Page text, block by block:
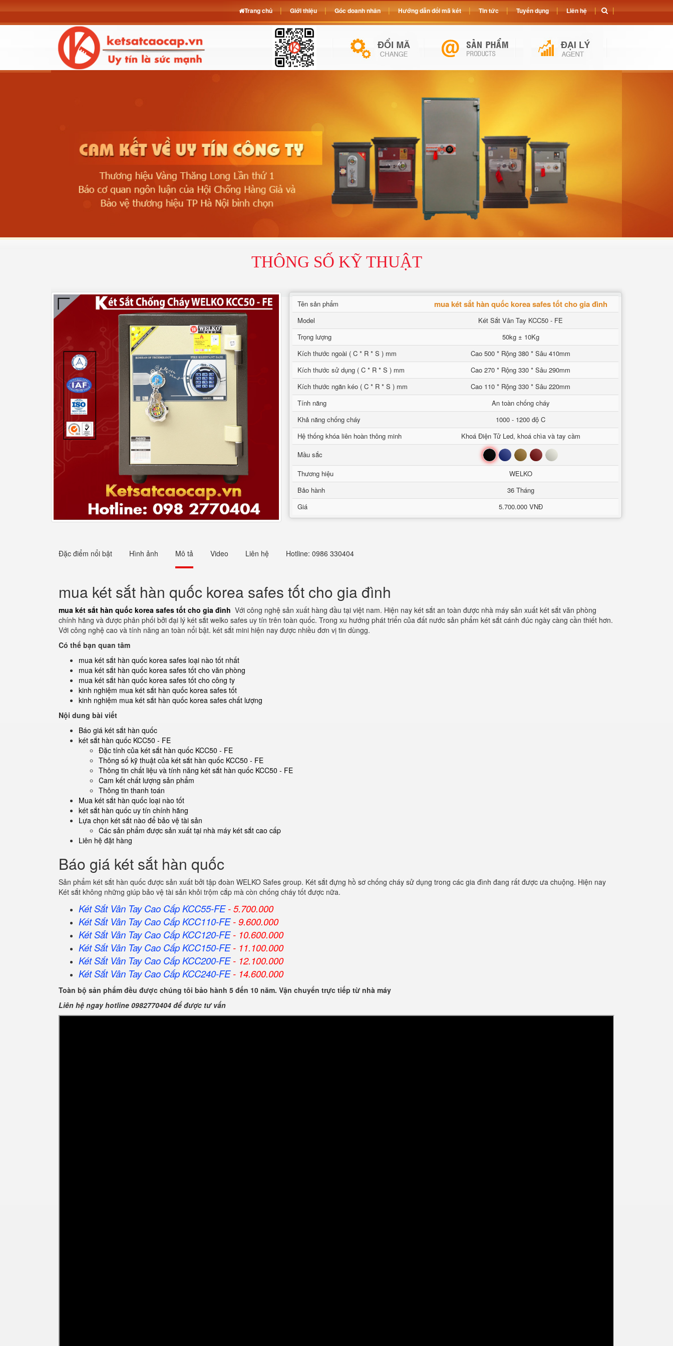
THÔNG SỐ KỸ THUẬT
Tên sản phẩm mua két sắt hàn quốc korea safes tốt cho gia đình
Model
Két Sắt Vân Tay KCC50 - FE
Trọng lượng
50kg ± 10Kg
Kích thước ngoài ( C * R * S ) mm
Cao 500 * Rộng 380 * Sâu 410mm
Kích thước sử dụng ( C * R * S ) mm
Cao 270 * Rộng 330 * Sâu 290mm
Kích thước ngăn kéo ( C * R * S ) mm
Cao 110 * Rộng 330 * Sâu 220mm
Tính năng
An toàn chống cháy
Khả năng chống cháy
1000 - 1200 độ C
Hệ thống khóa liên hoàn thông minh
Khoá Điện Tử Led, khoá chìa và tay cầm
Mầu sắc
Đen Xanh Nâu Đỏ Trắng
Thương hiệu
WELKO
Bảo hành
36 Tháng
Giá
5.700.000 VNĐ
Đặc điểm nổi bật Hình ảnh Mô tả Video Liên hệ Hotline: 0986 330404
mua két sắt hàn quốc korea safes tốt cho gia đình
mua két sắt hàn quốc korea safes tốt cho gia đình Với công nghệ sản xuất hàng đầu tại việt nam. Hiện nay két sắt an toàn được nhà máy sản xuất két sắt văn phòng
chính hãng và được phân phối bởi đại lý két sắt welko safes uy tín trên toàn quốc. Trong xu hướng phát triển của đất nước sản phẩm két sắt cánh đúc ngày càng cần thiết hơn.
Với công nghệ cao và tính năng an toàn nổi bật. két sắt mini hiện nay được nhiều đơn vị tin dùngg.
Có thể bạn quan tâm
mua két sắt hàn quốc korea safes loại nào tốt nhất
mua két sắt hàn quốc korea safes tốt cho văn phòng
mua két sắt hàn quốc korea safes tốt cho công ty
kinh nghiệm mua két sắt hàn quốc korea safes tốt
kinh nghiệm mua két sắt hàn quốc korea safes chất lượng
Nội dung bài viết
Báo giá két sắt hàn quốc
két sắt hàn quốc KCC50 - FE
Đặc tính của két sắt hàn quốc KCC50 - FE
Thông số kỹ thuật của két sắt hàn quốc KCC50 - FE
Thông tin chất liệu và tính năng két sắt hàn quốc KCC50 - FE
Cam kết chất lượng sản phẩm
Thông tin thanh toán
Mua két sắt hàn quốc loại nào tốt
két sắt hàn quốc uy tín chính hãng
Lựa chọn két sắt nào để bảo vệ tài sản
Các sản phẩm được sản xuất tại nhà máy két sắt cao cấp
Liên hệ đặt hàng
Báo giá két sắt hàn quốc
Sản phẩm két sắt hàn quốc được sản xuất bởi tập đoàn WELKO Safes group. Két sắt đựng hồ sơ chống cháy sử dụng trong các gia đình đang rất được ưa chuộng. Hiện nay
Két sắt không những giúp bảo vệ tài sản khỏi trộm cắp mà còn chống cháy tốt được nữa.
Két Sắt Vân Tay Cao Cấp KCC55-FE- 5.700.000
Két Sắt Vân Tay Cao Cấp KCC110-FE- 9.600.000
Két Sắt Vân Tay Cao Cấp KCC120-FE- 10.600.000
Két Sắt Vân Tay Cao Cấp KCC150-FE- 11.100.000
Két Sắt Vân Tay Cao Cấp KCC200-FE- 12.100.000
Két Sắt Vân Tay Cao Cấp KCC240-FE- 14.600.000
Toàn bộ sản phẩm đều được chúng tôi bảo hành 5 đến 10 năm. Vận chuyển trực tiếp từ nhà máy
Liên hệ ngay hotline 0982770404 để được tư vấn
Trang chủ Giới thiệu Góc doanh nhân Hướng dẫn đổi mã két Tin tức Tuyển dụng Liên hệ